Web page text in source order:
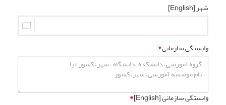
شهر [English]
وابستگی سازمانی*
وابستگی سازمانی [English] *